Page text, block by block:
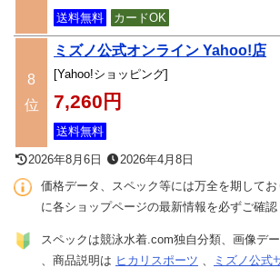
送料無料 カードOK
8
位
ミズノ公式オンライン Yahoo!店
[Yahoo!ショッピング]
7,260円
送料無料
2026年8月6日
2026年4月8日
価格データ、スペック等には万全を期して
に各ショップページの最新情報を必ずご確認
スペックは競泳水着.com独自分類、画像デ
、商品説明は ヒカリスポーツ ミズノ公式